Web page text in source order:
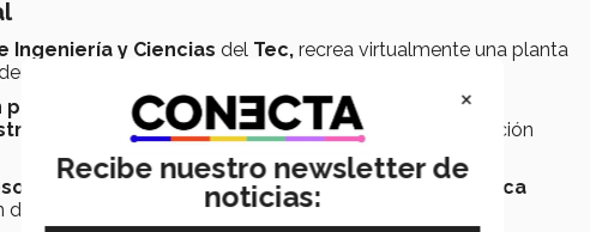
Ingeniería y Ciencias del Tec, recrea virtualmente una planta
recorrer las distintas etapas del
paneles de control virtualesy ajustan variables de
o tiempo de proceso,recibiendo retroalimentación
químicos, bioquímicos y modelación matemática
problemas, afirmaron los académicos del Tec.
×
Recibe nuestro newsletter de
noticias: